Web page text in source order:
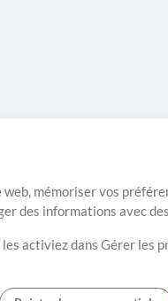
mémoriser vos
des informations avec
activiez dans Gérer les